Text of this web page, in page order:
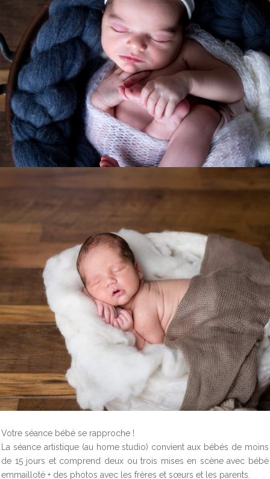
Votre séance bébé se rapproche !
La séance artistique (au home studio) convient aux bébés de moins
de 15 jours et comprend deux ou trois mises en scène avec bébé
emmailloté + des photos avec les frères et sœurs et les parents.